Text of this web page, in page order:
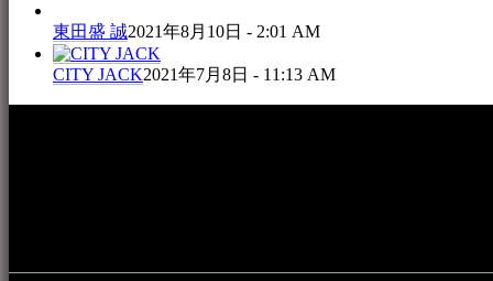
東田盛 誠2021年8月10日 - 2:01 AM
CITY JACK2021年7月8日 - 11:13 AM